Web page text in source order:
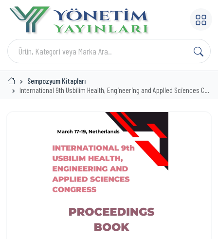
Sempozyum Kitapları
International 9th Usbilim Health, Engineering and Applied Sciences Con